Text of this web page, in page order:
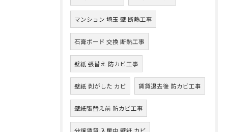
マンション 埼玉 壁 断熱工事
石膏ボード 交換 断熱工事
壁紙 張替え 防カビ工事
壁紙 剥がした カビ 賃貸退去後 防カビ工事
壁紙張替え前 防カビ工事
分譲賃貸 入居中 壁紙 カビ